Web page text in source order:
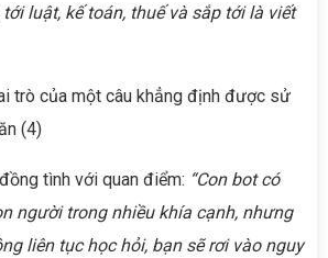
luật, kế toán, thuế và sắp tới là viết
trò của một câu khẳng định được sử
(4)
tình với quan điểm: “Con bot có
người trong nhiều khía cạnh, nhưng
liên tục học hỏi, bạn sẽ rơi vào nguy